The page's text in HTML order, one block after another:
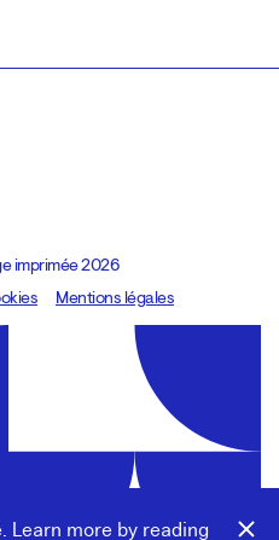
Learn more by reading
imprimée 2026
Mentions légales